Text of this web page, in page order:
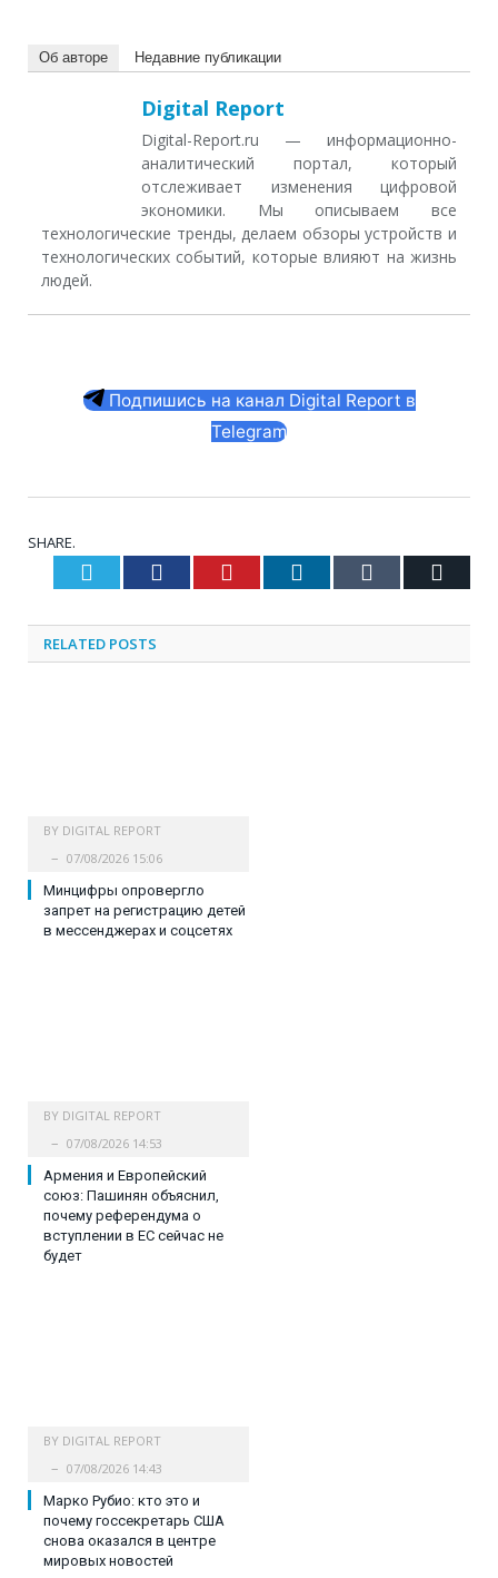
Об авторе Недавние публикации
Digital Report
Digital-Report.ru — информационно-
аналитический портал, который
отслеживает изменения цифровой
экономики. Мы описываем все
технологические тренды, делаем обзоры устройств и
технологических событий, которые влияют на жизнь
людей.
Подпишись на канал Digital Report в
Telegram
SHARE.
Twitter Facebook Pinterest LinkedIn Tumblr
RELATED POSTS
BY DIGITAL REPORT
07/08/2026 15:06
Минцифры опровергло
запрет на регистрацию детей
в мессенджерах и соцсетях
BY DIGITAL REPORT
07/08/2026 14:53
Армения и Европейский
союз: Пашинян объяснил,
почему референдума о
вступлении в ЕС сейчас не
будет
BY DIGITAL REPORT
07/08/2026 14:43
Марко Рубио: кто это и
почему госсекретарь США
снова оказался в центре
мировых новостей